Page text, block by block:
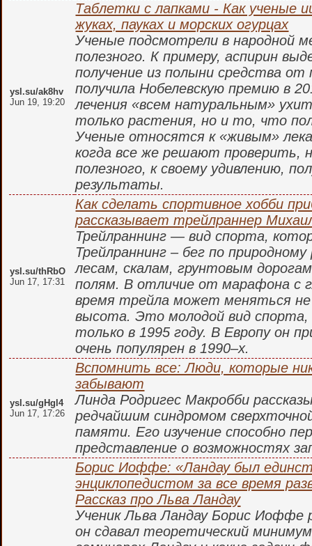
ysl.su/ak8hv
Jun 19, 19:20
Таблетки с лапками - Как ученые
жуках, пауках и морских огурцах
Ученые подсмотрели в народной
полезного. К примеру, аспирин
получение из полыни средства
получила Нобелевскую премию в
лечения «всем натуральным»
только растения, но и то, что
Ученые относятся к «живым»
когда все же решают проверить,
полезного, к своему удивлению,
результаты.
ysl.su/thRbO
Jun 17, 17:31
Как сделать спортивное хобби
рассказывает трейлраннер
Трейлраннинг — вид спорта,
Трейлраннинг – бег по
лесам, скалам, грунтовым
полям. В отличие от марафона с
время трейла может меняться
высота. Это молодой вид спорта,
только в 1995 году. В Европу он
очень популярен в 1990–х.
ysl.su/gHgl4
Jun 17, 17:26
Вспомнить все: Люди, которые
забывают
Линда Родригес Макробби
редчайшим синдромом
памяти. Его изучение способно
представление о возможностях
Борис Иоффе: «Ландау был
энциклопедистом за все время
Рассказ про Льва Ландау
Ученик Льва Ландау Борис Иоффе
он сдавал теоретический